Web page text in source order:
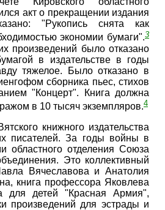
акт о прекращении издания
"Рукопись снята как
экономии бумаги".3
произведений было отказано
в издательстве в годы
тяжелое.
Было отказано в
сборника пьес, стихов
"Концерт". Книга должна
в 10 тысяч экземпляров.4
книжного издательства
писателей. За годы войны в
областного отделения Союза
Это коллективный
Вячеславова и Анатолия
книга профессора Яковлева
для детей "Красная Армия",
произведений для эстрады и